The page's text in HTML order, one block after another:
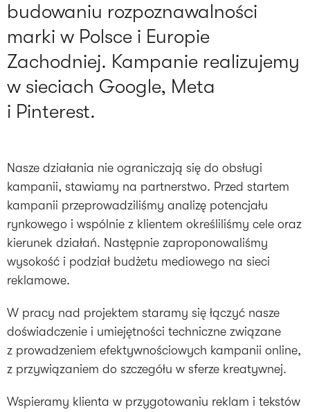
budowaniu rozpoznawalności
marki w Polsce i Europie
Zachodniej. Kampanie realizujemy
w sieciach Google, Meta
i Pinterest.
Nasze działania nie ograniczają się do obsługi
kampanii, stawiamy na partnerstwo. Przed startem
kampanii przeprowadziliśmy analizę potencjału
rynkowego i wspólnie z klientem określiliśmy cele oraz
kierunek działań. Następnie zaproponowaliśmy
wysokość i podział budżetu mediowego na sieci
reklamowe.
W pracy nad projektem staramy się łączyć nasze
doświadczenie i umiejętności techniczne związane
z prowadzeniem efektywnościowych kampanii online,
z przywiązaniem do szczegółu w sferze kreatywnej.
Wspieramy klienta w przygotowaniu reklam i tekstów